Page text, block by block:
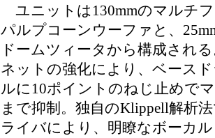
ユニットは130mmのマルチ
パルプコーンウーファと、
ドームツィータから構成され
ネットの強化により、ベース
ルに10ポイントのねじ止めで
まで抑制。独自のKlippell解析
ライバにより、明瞭なボーカ